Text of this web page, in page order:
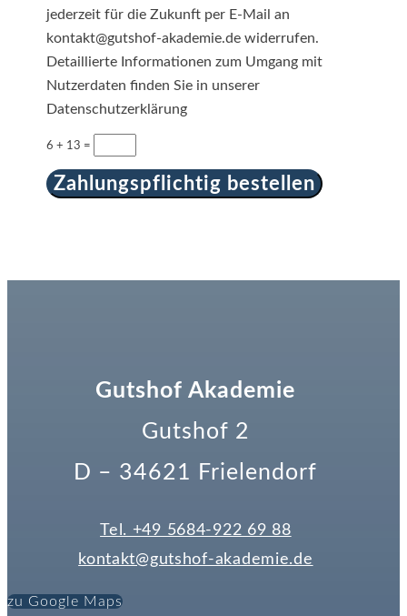
jederzeit für die Zukunft per E-Mail an
kontakt@gutshof-akademie.de widerrufen.
Detaillierte Informationen zum Umgang mit
Nutzerdaten finden Sie in unserer
Datenschutzerklärung
6 + 13 =
Zahlungspflichtig bestellen
Gutshof Akademie
Gutshof 2
D – 34621 Frielendorf
Tel. +49 5684-922 69 88
kontakt@gutshof-akademie.de
zu Google Maps